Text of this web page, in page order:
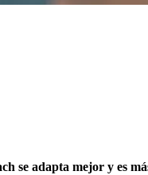
se adapta mejor y es